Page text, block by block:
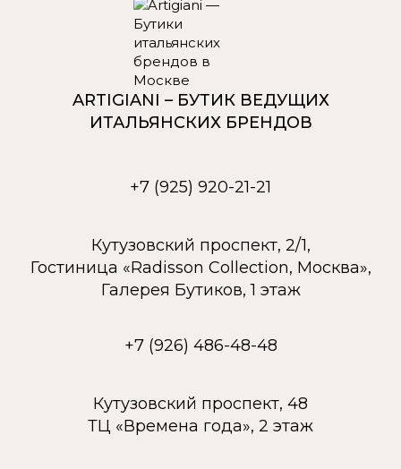
ARTIGIANI – БУТИК ВЕДУЩИХ
ИТАЛЬЯНСКИХ БРЕНДОВ
+7 (925) 920-21-21
Кутузовский проспект, 2/1,
Гостиница «Radisson Collection, Москва»,
Галерея Бутиков, 1 этаж
+7 (926) 486-48-48
Кутузовский проспект, 48
ТЦ «Времена года», 2 этаж